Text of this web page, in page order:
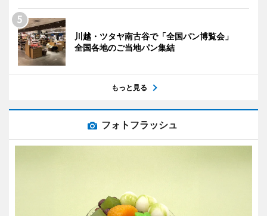
川越・ツタヤ南古谷で「全国パン博覧会」
全国各地のご当地パン集結
もっと見る
フォトフラッシュ